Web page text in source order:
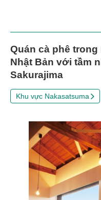
Quán cà phê
Nhật Bản với tầm
Sakurajima
Khu vực Nakasatsuma